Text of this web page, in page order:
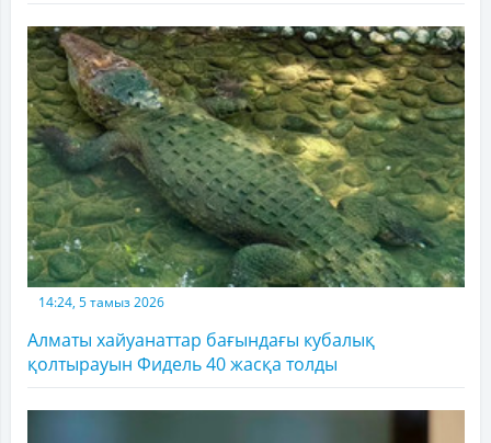
14:24, 5 тамыз 2026
Алматы хайуанаттар бағындағы кубалық
қолтырауын Фидель 40 жасқа толды